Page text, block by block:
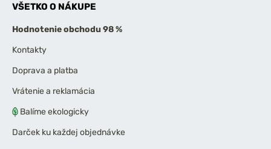
VŠETKO O NÁKUPE
Hodnotenie obchodu 98 %
Kontakty
Doprava a platba
Vrátenie a reklamácia
Balíme ekologicky
Darček ku každej objednávke